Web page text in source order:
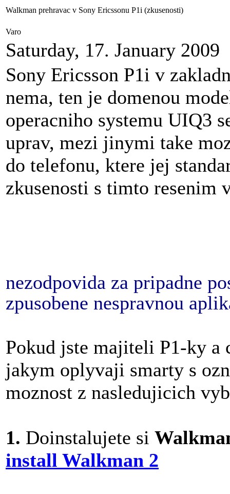
Walkman prehravac v Sony Ericssonu P1i (zkusenosti)
Varo
Saturday, 17. January 2009
Sony Ericsson P1i v
nema, ten je domenou
operacniho systemu UIQ3
uprav, mezi jinymi take
do telefonu, ktere jej
zkusenosti s timto resenim
nezodpovida za pripadne
zpusobene nespravnou
Pokud jste majiteli P1-ky
jakym oplyvaji smarty s
moznost z nasledujicich
1. Doinstalujete si
install Walkman 2